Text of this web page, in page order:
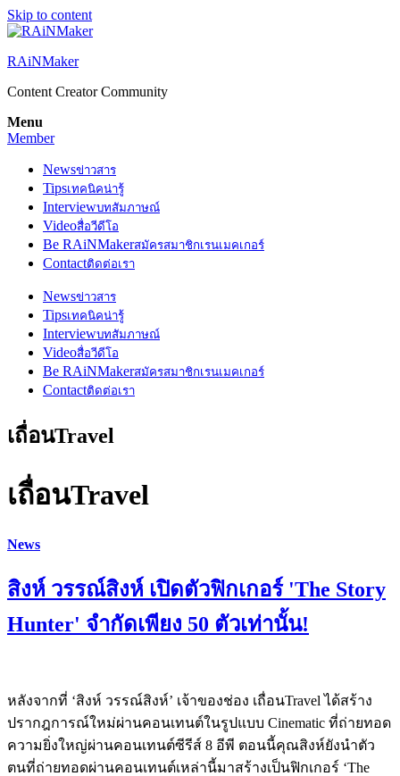
Skip to content
RAiNMaker
Content Creator Community
Menu
Member
Newsข่าวสาร
Tipsเทคนิคน่ารู้
Interviewบทสัมภาษณ์
Videoสื่อวีดีโอ
Be RAiNMakerสมัครสมาชิกเรนเมคเกอร์
Contactติดต่อเรา
Newsข่าวสาร
Tipsเทคนิคน่ารู้
Interviewบทสัมภาษณ์
Videoสื่อวีดีโอ
Be RAiNMakerสมัครสมาชิกเรนเมคเกอร์
Contactติดต่อเรา
เถื่อนTravel
เถื่อนTravel
News
สิงห์ วรรณ์สิงห์ เปิดตัวฟิกเกอร์ 'The Story
Hunter' จำกัดเพียง 50 ตัวเท่านั้น!
หลังจากที่ ‘สิงห์ วรรณ์สิงห์’ เจ้าของช่อง เถื่อนTravel ได้สร้าง
ปรากฎการณ์ใหม่ผ่านคอนเทนต์ในรูปแบบ Cinematic ที่ถ่ายทอด
ความยิ่งใหญ่ผ่านคอนเทนต์ซีรีส์ 8 อีพี ตอนนี้คุณสิงห์ยังนำตัว
ตนที่ถ่ายทอดผ่านคอนเทนต์เหล่านี้มาสร้างเป็นฟิกเกอร์ ‘The